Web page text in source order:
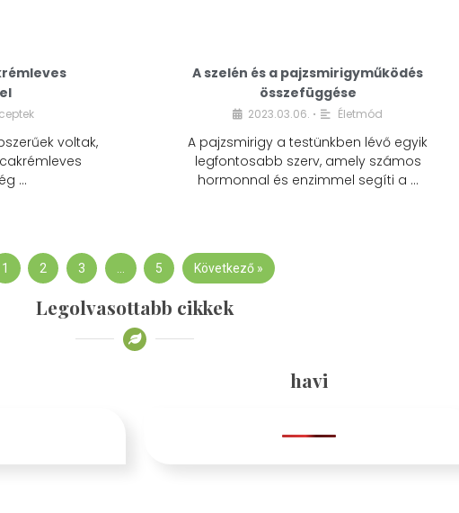
voltak,
…
A szelén és a pajzsmirigyműködés
összefüggése
2023.03.06. • Életmód
A pajzsmirigy a testünkben lévő egyik
legfontosabb szerv, amely számos
hormonnal és enzimmel segíti a …
1 2 3 5 Következő »
Legolvasottabb cikkek
havi